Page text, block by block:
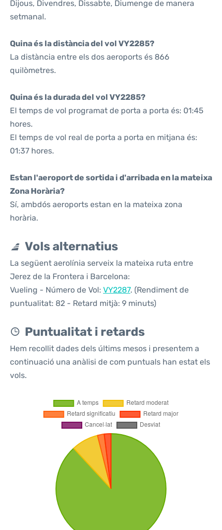
Dijous, Divendres, Dissabte, Diumenge de manera
setmanal.
Quina és la distància del vol VY2285?
La distància entre els dos aeroports és 866
quilòmetres.
Quina és la durada del vol VY2285?
El temps de vol programat de porta a porta és: 01:45
hores.
El temps de vol real de porta a porta en mitjana és:
01:37 hores.
Estan l'aeroport de sortida i d'arribada en la mateixa
Zona Horària?
Sí, ambdós aeroports estan en la mateixa zona
horària.
Vols alternatius
La següent aerolínia serveix la mateixa ruta entre
Jerez de la Frontera i Barcelona:
Vueling - Número de Vol: VY2287. (Rendiment de
puntualitat: 82 - Retard mitjà: 9 minuts)
Puntualitat i retards
Hem recollit dades dels últims mesos i presentem a
continuació una anàlisi de com puntuals han estat els
vols.